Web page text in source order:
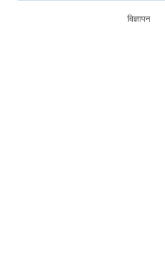
विज्ञापन